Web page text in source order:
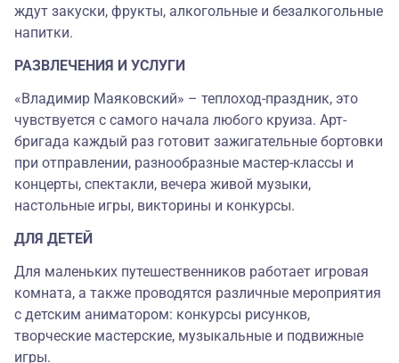
ждут закуски, фрукты, алкогольные и безалкогольные
напитки.
РАЗВЛЕЧЕНИЯ И УСЛУГИ
«Владимир Маяковский» – теплоход-праздник, это
чувствуется с самого начала любого круиза. Арт-
бригада каждый раз готовит зажигательные бортовки
при отправлении, разнообразные мастер-классы и
концерты, спектакли, вечера живой музыки,
настольные игры, викторины и конкурсы.
ДЛЯ ДЕТЕЙ
Для маленьких путешественников работает игровая
комната, а также проводятся различные мероприятия
с детским аниматором: конкурсы рисунков,
творческие мастерские, музыкальные и подвижные
игры.